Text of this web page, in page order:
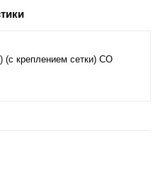
(с креплением сетки) СО